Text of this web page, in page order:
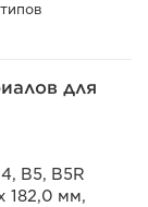
для
B5, B5R
182,0 мм,